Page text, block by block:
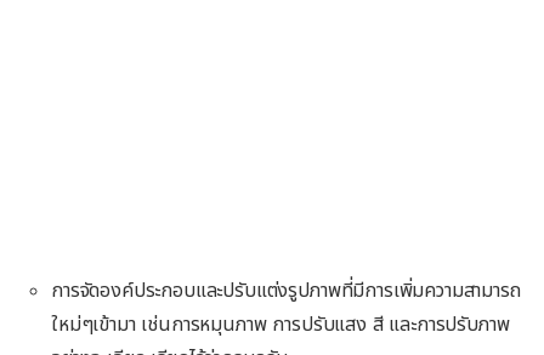
การจัดองค์ประกอบและปรับแต่งรูปภาพที่มีการเพิ่มความสามารถ
ใหม่ๆเข้ามา เช่นการหมุนภาพ การปรับแสง สี และการปรับภาพ